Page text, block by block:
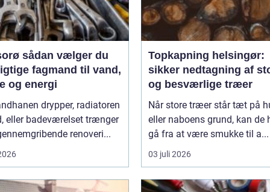
vælger du
fagmand til vand,
og energi
drypper, radiatoren
eller badeværelset trænger
renoveri...
Topkapning helsingør:
sikker nedtagning af
og besværlige træer
Når store træer står tæt på
eller naboens grund, kan de
gå fra at være smukke til a...
03 juli 2026